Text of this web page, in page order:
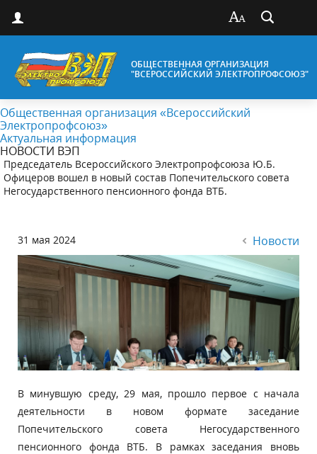
ОБЩЕСТВЕННАЯ ОРГАНИЗАЦИЯ
"ВСЕРОССИЙСКИЙ ЭЛЕКТРОПРОФСОЮЗ"
Общественная организация «Всероссийский
Электропрофсоюз»
Актуальная информация
НОВОСТИ ВЭП
Председатель Всероссийского Электропрофсоюза Ю.Б.
Офицеров вошел в новый состав Попечительского совета
Негосударственного пенсионного фонда ВТБ.
31 мая 2024 Новости
В минувшую среду, 29 мая, прошло первое с начала
деятельности в новом формате заседание
Попечительского совета Негосударственного
пенсионного фонда ВТБ. В рамках заседания вновь